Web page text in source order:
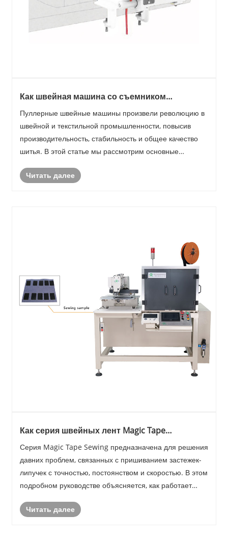
Как швейная машина со съемником
Пуллерные швейные машины произвели революцию в
швейной и текстильной промышленности, повысив
производительность, стабильность и общее качество
шитья. В этой статье мы рассмотрим основные
преимущества, общие проблемы, с которыми
Читать далее
Как серия швейных лент Magic Tape
шитья?
Серия Magic Tape Sewing предназначена для решения
давних проблем, связанных с пришиванием застежек-
липучек с точностью, постоянством и скоростью. В этом
подробном руководстве объясняется, как работает
решает в реальных производственных условиях, и как
Читать далее